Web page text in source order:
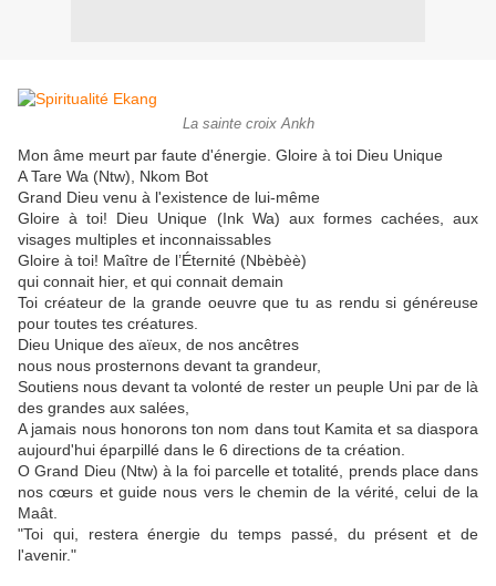
La sainte croix Ankh
Mon âme meurt par faute d'énergie. Gloire à toi Dieu Unique
A Tare Wa (Ntw), Nkom Bot
Grand Dieu venu à l'existence de lui-même
Gloire à toi! Dieu Unique (Ink Wa) aux formes cachées, aux
visages multiples et inconnaissables
Gloire à toi! Maître de l’Éternité (Nbèbèè)
qui connait hier, et qui connait demain
Toi créateur de la grande oeuvre que tu as rendu si généreuse
pour toutes tes créatures.
Dieu Unique des aïeux, de nos ancêtres
nous nous prosternons devant ta grandeur,
Soutiens nous devant ta volonté de rester un peuple Uni par de là
des grandes aux salées,
A jamais nous honorons ton nom dans tout Kamita et sa diaspora
aujourd'hui éparpillé dans le 6 directions de ta création.
O Grand Dieu (Ntw) à la foi parcelle et totalité, prends place dans
nos cœurs et guide nous vers le chemin de la vérité, celui de la
Maât.
"Toi qui, restera énergie du temps passé, du présent et de
l'avenir."